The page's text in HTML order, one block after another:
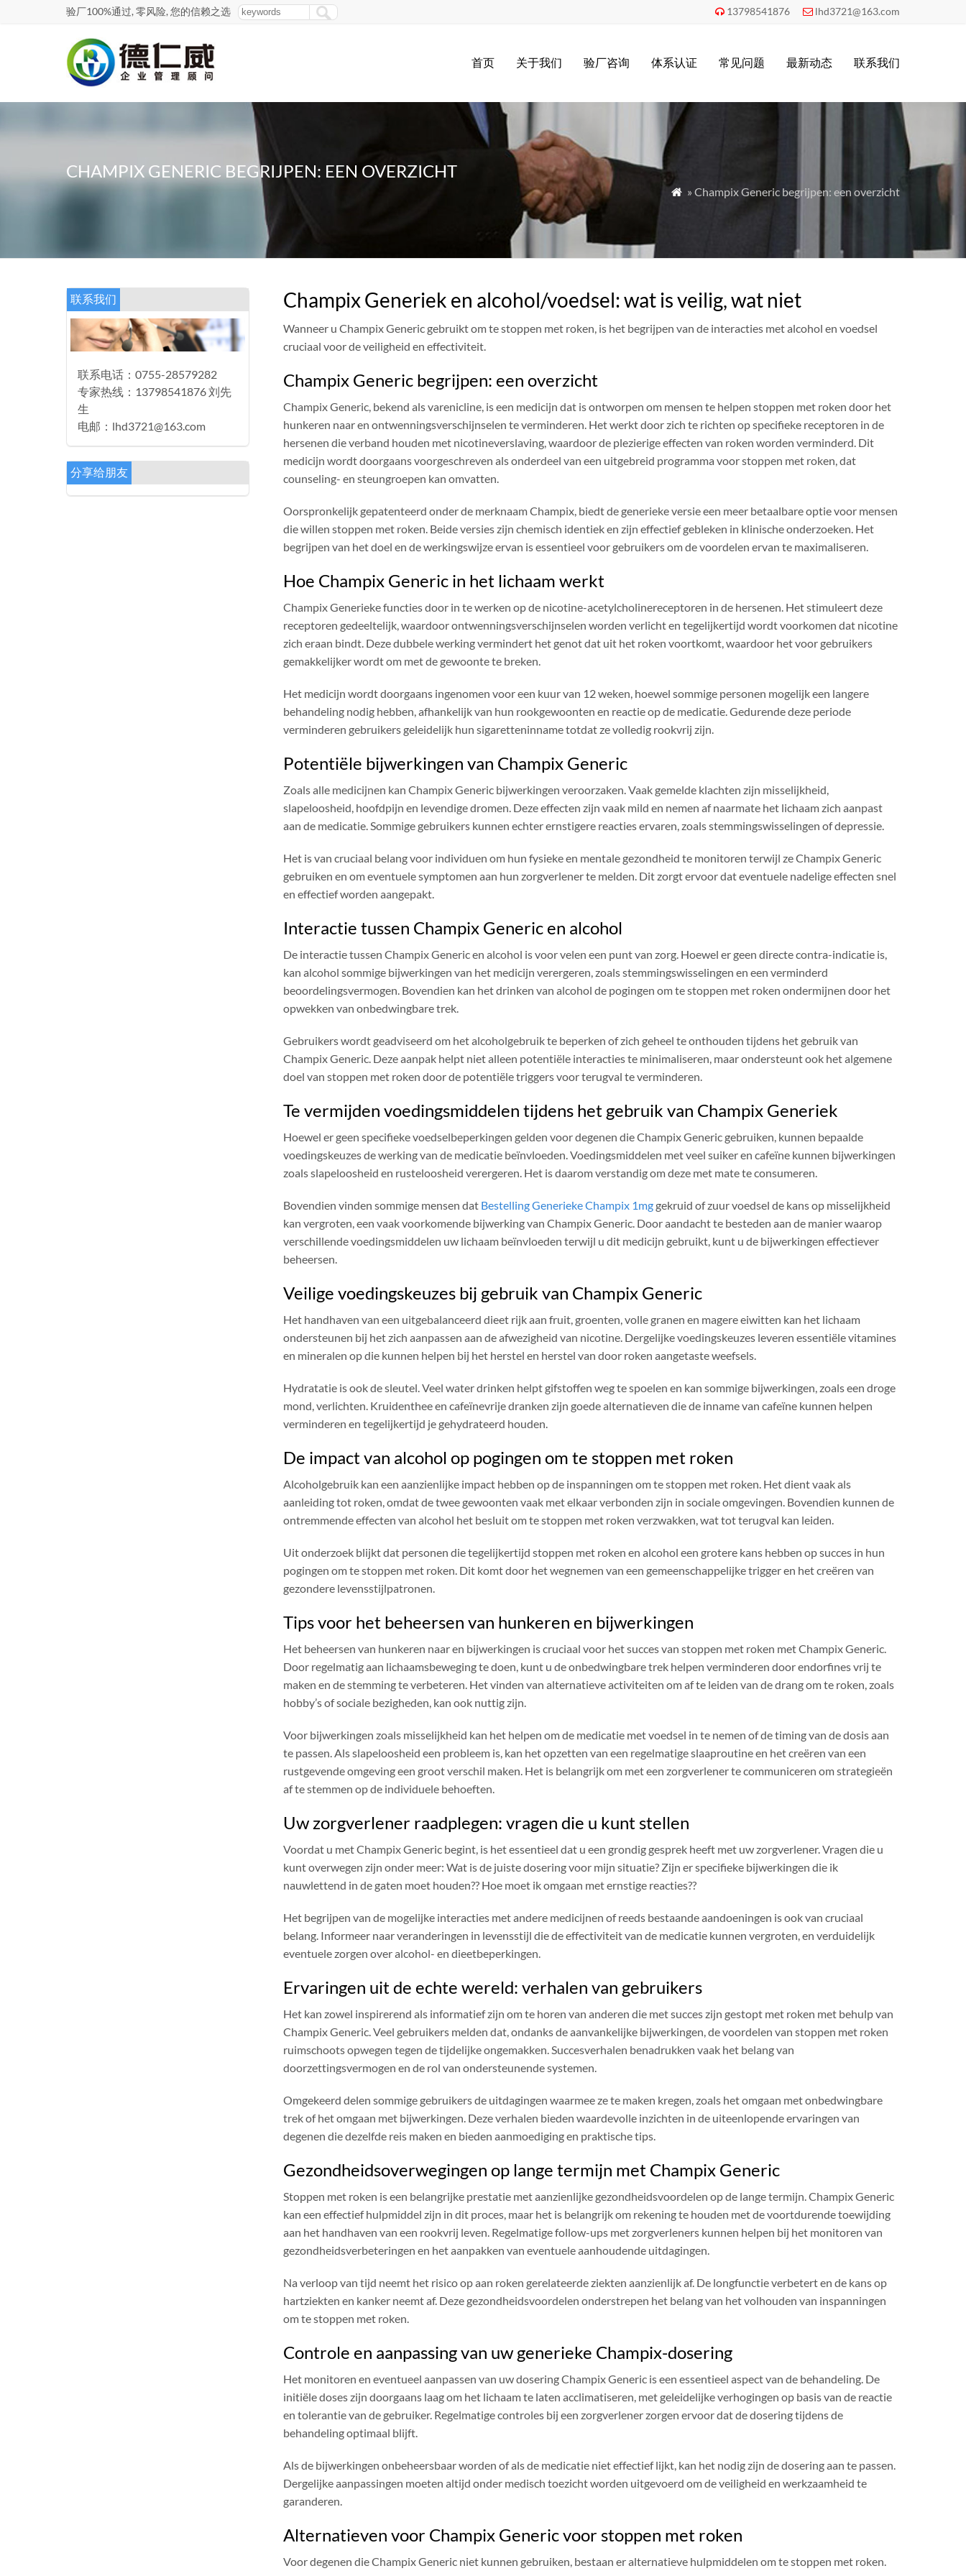
验厂100%通过, 零风险, 您的信赖之选  13798541876  lhd3721@163.com
首页 关于我们 验厂咨询 体系认证 常见问题 最新动态 联系我们
CHAMPIX GENERIC BEGRIJPEN: EEN OVERZICHT
 » Champix Generic begrijpen: een overzicht
Champix Generiek en alcohol/voedsel: wat is veilig, wat niet
Wanneer u Champix Generic gebruikt om te stoppen met roken, is het begrijpen van de interacties met alcohol en voedsel
cruciaal voor de veiligheid en effectiviteit.
Champix Generic begrijpen: een overzicht
Champix Generic, bekend als varenicline, is een medicijn dat is ontworpen om mensen te helpen stoppen met roken door het
hunkeren naar en ontwenningsverschijnselen te verminderen. Het werkt door zich te richten op specifieke receptoren in de
hersenen die verband houden met nicotineverslaving, waardoor de plezierige effecten van roken worden verminderd. Dit
medicijn wordt doorgaans voorgeschreven als onderdeel van een uitgebreid programma voor stoppen met roken, dat
counseling- en steungroepen kan omvatten.
Oorspronkelijk gepatenteerd onder de merknaam Champix, biedt de generieke versie een meer betaalbare optie voor mensen
die willen stoppen met roken. Beide versies zijn chemisch identiek en zijn effectief gebleken in klinische onderzoeken. Het
begrijpen van het doel en de werkingswijze ervan is essentieel voor gebruikers om de voordelen ervan te maximaliseren.
Hoe Champix Generic in het lichaam werkt
Champix Generieke functies door in te werken op de nicotine-acetylcholinereceptoren in de hersenen. Het stimuleert deze
receptoren gedeeltelijk, waardoor ontwenningsverschijnselen worden verlicht en tegelijkertijd wordt voorkomen dat nicotine
zich eraan bindt. Deze dubbele werking vermindert het genot dat uit het roken voortkomt, waardoor het voor gebruikers
gemakkelijker wordt om met de gewoonte te breken.
Het medicijn wordt doorgaans ingenomen voor een kuur van 12 weken, hoewel sommige personen mogelijk een langere
behandeling nodig hebben, afhankelijk van hun rookgewoonten en reactie op de medicatie. Gedurende deze periode
verminderen gebruikers geleidelijk hun sigaretteninname totdat ze volledig rookvrij zijn.
Potentiële bijwerkingen van Champix Generic
Zoals alle medicijnen kan Champix Generic bijwerkingen veroorzaken. Vaak gemelde klachten zijn misselijkheid,
slapeloosheid, hoofdpijn en levendige dromen. Deze effecten zijn vaak mild en nemen af ​​naarmate het lichaam zich aanpast
aan de medicatie. Sommige gebruikers kunnen echter ernstigere reacties ervaren, zoals stemmingswisselingen of depressie.
Het is van cruciaal belang voor individuen om hun fysieke en mentale gezondheid te monitoren terwijl ze Champix Generic
gebruiken en om eventuele symptomen aan hun zorgverlener te melden. Dit zorgt ervoor dat eventuele nadelige effecten snel
en effectief worden aangepakt.
Interactie tussen Champix Generic en alcohol
De interactie tussen Champix Generic en alcohol is voor velen een punt van zorg. Hoewel er geen directe contra-indicatie is,
kan alcohol sommige bijwerkingen van het medicijn verergeren, zoals stemmingswisselingen en een verminderd
beoordelingsvermogen. Bovendien kan het drinken van alcohol de pogingen om te stoppen met roken ondermijnen door het
opwekken van onbedwingbare trek.
Gebruikers wordt geadviseerd om het alcoholgebruik te beperken of zich geheel te onthouden tijdens het gebruik van
Champix Generic. Deze aanpak helpt niet alleen potentiële interacties te minimaliseren, maar ondersteunt ook het algemene
doel van stoppen met roken door de potentiële triggers voor terugval te verminderen.
Te vermijden voedingsmiddelen tijdens het gebruik van Champix Generiek
Hoewel er geen specifieke voedselbeperkingen gelden voor degenen die Champix Generic gebruiken, kunnen bepaalde
voedingskeuzes de werking van de medicatie beïnvloeden. Voedingsmiddelen met veel suiker en cafeïne kunnen bijwerkingen
zoals slapeloosheid en rusteloosheid verergeren. Het is daarom verstandig om deze met mate te consumeren.
Bovendien vinden sommige mensen dat Bestelling Generieke Champix 1mggekruid of zuur voedsel de kans op misselijkheid
kan vergroten, een vaak voorkomende bijwerking van Champix Generic. Door aandacht te besteden aan de manier waarop
verschillende voedingsmiddelen uw lichaam beïnvloeden terwijl u dit medicijn gebruikt, kunt u de bijwerkingen effectiever
beheersen.
Veilige voedingskeuzes bij gebruik van Champix Generic
Het handhaven van een uitgebalanceerd dieet rijk aan fruit, groenten, volle granen en magere eiwitten kan het lichaam
ondersteunen bij het zich aanpassen aan de afwezigheid van nicotine. Dergelijke voedingskeuzes leveren essentiële vitamines
en mineralen op die kunnen helpen bij het herstel en herstel van door roken aangetaste weefsels.
Hydratatie is ook de sleutel. Veel water drinken helpt gifstoffen weg te spoelen en kan sommige bijwerkingen, zoals een droge
mond, verlichten. Kruidenthee en cafeïnevrije dranken zijn goede alternatieven die de inname van cafeïne kunnen helpen
verminderen en tegelijkertijd je gehydrateerd houden.
De impact van alcohol op pogingen om te stoppen met roken
Alcoholgebruik kan een aanzienlijke impact hebben op de inspanningen om te stoppen met roken. Het dient vaak als
aanleiding tot roken, omdat de twee gewoonten vaak met elkaar verbonden zijn in sociale omgevingen. Bovendien kunnen de
ontremmende effecten van alcohol het besluit om te stoppen met roken verzwakken, wat tot terugval kan leiden.
Uit onderzoek blijkt dat personen die tegelijkertijd stoppen met roken en alcohol een grotere kans hebben op succes in hun
pogingen om te stoppen met roken. Dit komt door het wegnemen van een gemeenschappelijke trigger en het creëren van
gezondere levensstijlpatronen.
Tips voor het beheersen van hunkeren en bijwerkingen
Het beheersen van hunkeren naar en bijwerkingen is cruciaal voor het succes van stoppen met roken met Champix Generic.
Door regelmatig aan lichaamsbeweging te doen, kunt u de onbedwingbare trek helpen verminderen door endorfines vrij te
maken en de stemming te verbeteren. Het vinden van alternatieve activiteiten om af te leiden van de drang om te roken, zoals
hobby’s of sociale bezigheden, kan ook nuttig zijn.
Voor bijwerkingen zoals misselijkheid kan het helpen om de medicatie met voedsel in te nemen of de timing van de dosis aan
te passen. Als slapeloosheid een probleem is, kan het opzetten van een regelmatige slaaproutine en het creëren van een
rustgevende omgeving een groot verschil maken. Het is belangrijk om met een zorgverlener te communiceren om strategieën
af te stemmen op de individuele behoeften.
Uw zorgverlener raadplegen: vragen die u kunt stellen
Voordat u met Champix Generic begint, is het essentieel dat u een grondig gesprek heeft met uw zorgverlener. Vragen die u
kunt overwegen zijn onder meer: ​​Wat is de juiste dosering voor mijn situatie? Zijn er specifieke bijwerkingen die ik
nauwlettend in de gaten moet houden?? Hoe moet ik omgaan met ernstige reacties??
Het begrijpen van de mogelijke interacties met andere medicijnen of reeds bestaande aandoeningen is ook van cruciaal
belang. Informeer naar veranderingen in levensstijl die de effectiviteit van de medicatie kunnen vergroten, en verduidelijk
eventuele zorgen over alcohol- en dieetbeperkingen.
Ervaringen uit de echte wereld: verhalen van gebruikers
Het kan zowel inspirerend als informatief zijn om te horen van anderen die met succes zijn gestopt met roken met behulp van
Champix Generic. Veel gebruikers melden dat, ondanks de aanvankelijke bijwerkingen, de voordelen van stoppen met roken
ruimschoots opwegen tegen de tijdelijke ongemakken. Succesverhalen benadrukken vaak het belang van
doorzettingsvermogen en de rol van ondersteunende systemen.
Omgekeerd delen sommige gebruikers de uitdagingen waarmee ze te maken kregen, zoals het omgaan met onbedwingbare
trek of het omgaan met bijwerkingen. Deze verhalen bieden waardevolle inzichten in de uiteenlopende ervaringen van
degenen die dezelfde reis maken en bieden aanmoediging en praktische tips.
Gezondheidsoverwegingen op lange termijn met Champix Generic
Stoppen met roken is een belangrijke prestatie met aanzienlijke gezondheidsvoordelen op de lange termijn. Champix Generic
kan een effectief hulpmiddel zijn in dit proces, maar het is belangrijk om rekening te houden met de voortdurende toewijding
aan het handhaven van een rookvrij leven. Regelmatige follow-ups met zorgverleners kunnen helpen bij het monitoren van
gezondheidsverbeteringen en het aanpakken van eventuele aanhoudende uitdagingen.
Na verloop van tijd neemt het risico op aan roken gerelateerde ziekten aanzienlijk af. De longfunctie verbetert en de kans op
hartziekten en kanker neemt af. Deze gezondheidsvoordelen onderstrepen het belang van het volhouden van inspanningen
om te stoppen met roken.
Controle en aanpassing van uw generieke Champix-dosering
Het monitoren en eventueel aanpassen van uw dosering Champix Generic is een essentieel aspect van de behandeling. De
initiële doses zijn doorgaans laag om het lichaam te laten acclimatiseren, met geleidelijke verhogingen op basis van de reactie
en tolerantie van de gebruiker. Regelmatige controles bij een zorgverlener zorgen ervoor dat de dosering tijdens de
behandeling optimaal blijft.
Als de bijwerkingen onbeheersbaar worden of als de medicatie niet effectief lijkt, kan het nodig zijn de dosering aan te passen.
Dergelijke aanpassingen moeten altijd onder medisch toezicht worden uitgevoerd om de veiligheid en werkzaamheid te
garanderen.
Alternatieven voor Champix Generic voor stoppen met roken
Voor degenen die Champix Generic niet kunnen gebruiken, bestaan ​​er alternatieve hulpmiddelen om te stoppen met roken.
联系我们
联系电话：0755-28579282
专家热线：13798541876 刘先
生
电邮：lhd3721@163.com
分享给朋友